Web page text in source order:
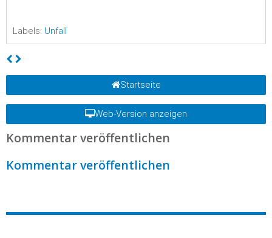
Labels: Unfall
Startseite
Web-Version anzeigen
Kommentar veröffentlichen
Kommentar veröffentlichen